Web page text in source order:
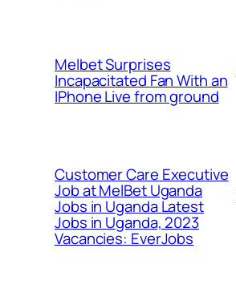
Melbet Surprises
Incapacitated Fan With an
IPhone Live from ground
Customer Care Executive
Job at MelBet Uganda
Jobs in Uganda Latest
Jobs in Uganda, 2023
Vacancies: EverJobs